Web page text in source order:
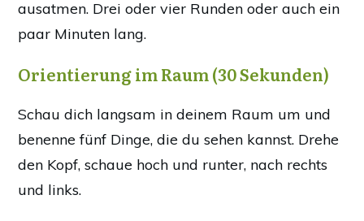
ausatmen. Drei oder vier Runden oder auch ein
paar Minuten lang.
Orientierung im Raum (30 Sekunden)
Schau dich langsam in deinem Raum um und
benenne fünf Dinge, die du sehen kannst. Drehe
den Kopf, schaue hoch und runter, nach rechts
und links.